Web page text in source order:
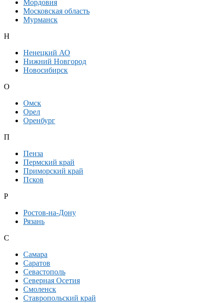
Мордовия
Московская область
Мурманск
Н
Ненецкий АО
Нижний Новгород
Новосибирск
О
Омск
Орел
Оренбург
П
Пенза
Пермский край
Приморский край
Псков
Р
Ростов-на-Дону
Рязань
С
Самара
Саратов
Севастополь
Северная Осетия
Смоленск
Ставропольский край